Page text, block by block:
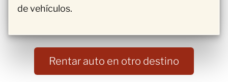
de vehículos.
Rentar auto en otro destino